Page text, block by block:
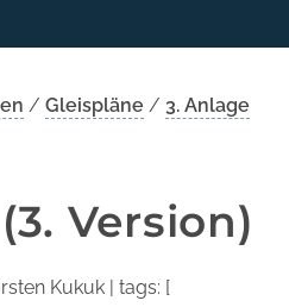
/ Gleispläne / 3. Anlage
Version)
Kukuk| tags: [